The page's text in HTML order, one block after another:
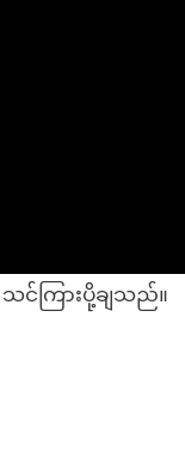
သင်ကြားပို့ချသည်။